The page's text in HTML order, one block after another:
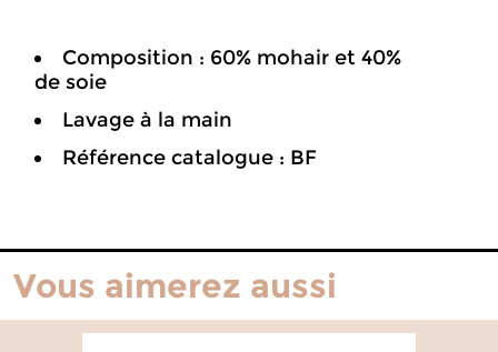
Composition : 60% mohair et 40%
de soie
Lavage à la main
Référence catalogue : BF
Vous aimerez aussi